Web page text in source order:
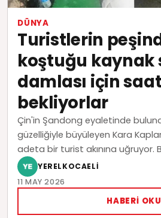
DÜNYA
Turistlerin
koştuğu kaynak
damlası için
bekliyorlar
Çin'in Şandong eyaletinde
güzelliğiyle büyüleyen Kara
adeta bir turist akınına uğruyor.
YERELKOCAELI
11 MAY 2026
HABERI OKU